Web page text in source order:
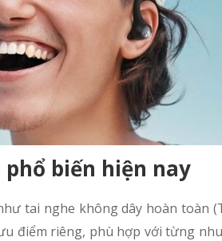
biến hiện nay
tai nghe không dây hoàn toàn
điểm riêng, phù hợp với từng